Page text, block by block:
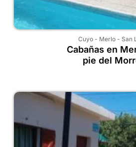
Cuyo- Merlo- San
Cabañas en
pie del